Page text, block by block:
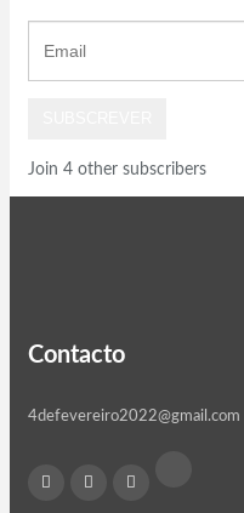
Join 4 other subscribers
Contacto
4defevereiro2022@gmail.com